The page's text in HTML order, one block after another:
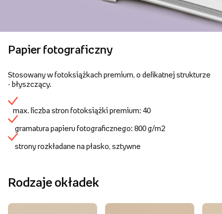
Papier fotograficzny
Stosowany w fotoksiążkach premium, o delikatnej strukturze
- błyszczący.
max. liczba stron fotoksiążki premium: 40
gramatura papieru fotograficznego: 800 g/m2
strony rozkładane na płasko, sztywne
Rodzaje okładek